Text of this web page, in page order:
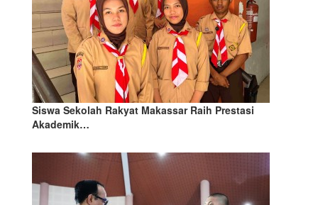
Siswa Sekolah Rakyat Makassar Raih Prestasi
Akademik…